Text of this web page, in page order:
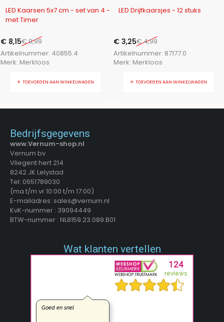
LED Kaarsen 5x7 cm - set van 4 -
met Timer
€9,99
€ 8,15
Artikelnummer: 40855.4
Merk: Merkloos
TOEVOEGEN AAN WINKELWAGEN
LED Drijfkaarsjes - 12 stuks
€4,99
€ 3,25
Artikelnummer: 87177.0
Merk: Merkloos
TOEVOEGEN AAN WINKELWAGEN
Bedrijfsgegevens
www.Vernum-shop.nl
Vernum bv
Vliegent hert 214
8242 JK Lelystad
Tel: 0651789030
(ma t/m vr 10:00 t/m 17:00)
E-mailadres: sales@vernum.nl
KvK-nummer : 39094449
BTW-nummer : NL8159.23.089.B01
Wat klanten vertellen